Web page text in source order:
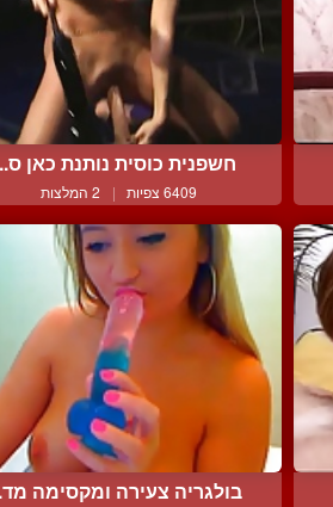
חשפנית כוסית נותנת כאן
6409 צפיות | 2 המלצות
בולגריה צעירה ומקסימה